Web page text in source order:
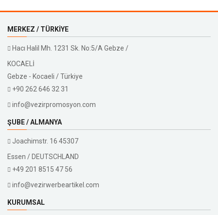
MERKEZ / TÜRKIYE
Hacı Halil Mh. 1231 Sk. No:5/A Gebze /
KOCAELİ
Gebze - Kocaeli / Türkiye
+90 262 646 32 31
info@vezirpromosyon.com
ŞUBE / ALMANYA
Joachimstr. 16 45307
Essen / DEUTSCHLAND
+49 201 8515 47 56
info@vezirwerbeartikel.com
KURUMSAL